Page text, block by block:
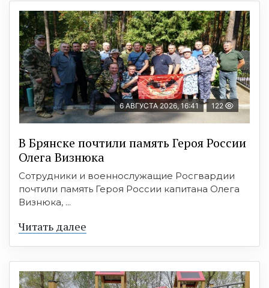
6 АВГУСТА 2026, 16:41 122
В Брянске почтили память Героя России
Олега Визнюка
Сотрудники и военнослужащие Росгвардии
почтили память Героя России капитана Олега
Визнюка, ...
Читать далее